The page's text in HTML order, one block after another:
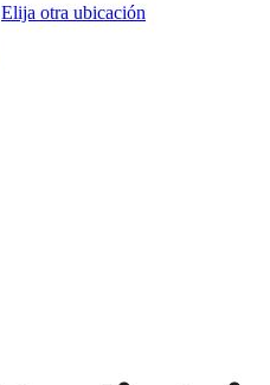
Elija otra ubicación